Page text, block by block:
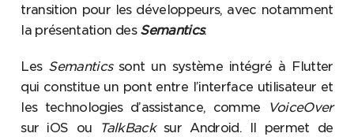
transition pour les développeurs, avec notamment
la présentation des Semantics.
Les Semanticssont un système intégré à Flutter
qui constitue un pont entre l’interface utilisateur et
les technologies d’assistance, comme
VoiceOver
sur iOS ou
TalkBacksur Android. Il permet de